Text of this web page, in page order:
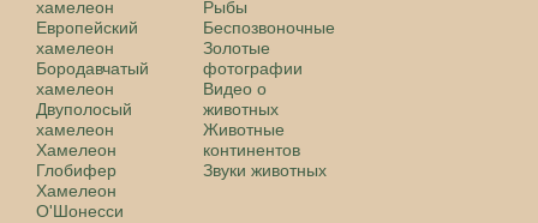
хамелеон
Европейский
хамелеон
Бородавчатый
хамелеон
Двуполосый
хамелеон
Хамелеон
Глобифер
Хамелеон
О'Шонесси
Рыбы
Беспозвоночные
Золотые
фотографии
Видео о
животных
Животные
континентов
Звуки животных